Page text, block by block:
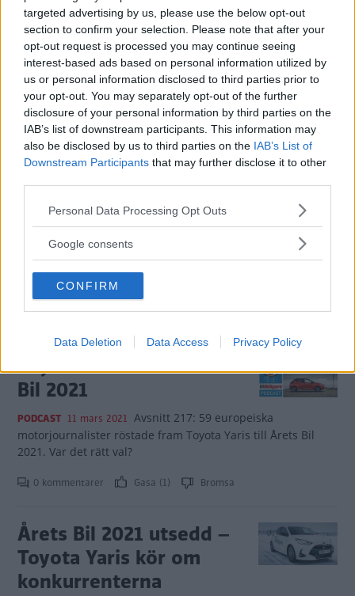
targeted advertising by us, please use the below opt-out
section to confirm your selection. Please note that after your
opt-out request is processed you may continue seeing
interest-based ads based on personal information utilized by
us or personal information disclosed to third parties prior to
your opt-out. You may separately opt-out of the further
disclosure of your personal information by third parties on the
IAB’s list of downstream participants. This information may
also be disclosed by us to third parties on the IAB’s List of
Downstream Participants that may further disclose it to other
Please note that this website/app uses one or more Google
not limited to your visit or usage behaviour. You may click to
use your data for below specified purposes in below Google
consent section.
Personal Data Processing Opt Outs
Google consents
CONFIRM
Data Deletion Data Access Privacy Policy
långtestbilarna
LÅNGTEST 5 april 2021 Hur praktiskt lagt är långteststallet av
2021 års modell? Vi tittar närmare på allt från sätesfällning
och läskbackslastning till mobiltelefonfack för att få fram
det smartaste alternativet för barnfamiljen – eller den som
lastar mycket och ofta.
0 kommentarer Gasa Bromsa (1)
Toyota Yaris Cross
tuffar till sig med
Adventure
kommer i höst får äventyrlig styling.
0 kommentarer Gasa (10) Bromsa (13)
Toyota Yaris blev Årets
Bil 2021
PODCAST 11 mars 2021 Avsnitt 217: 59 europeiska
motorjournalister röstade fram Toyota Yaris till Årets Bil
2021. Var det rätt val?
0 kommentarer Gasa (1) Bromsa
Årets Bil 2021 utsedd –
Toyota Yaris kör om
konkurrenterna